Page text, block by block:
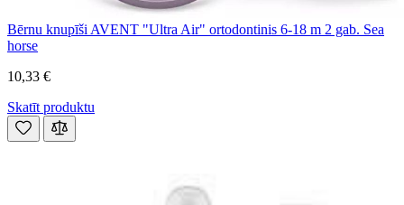
Bērnu knupīši AVENT "Ultra Air" ortodontinis 6-18 m 2 gab. Sea
horse
10,33 €
Skatīt produktu